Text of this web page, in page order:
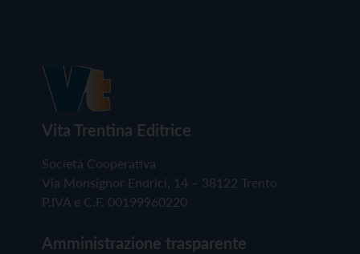
Vita Trentina Editrice
Società Cooperativa
Via Monsignor Endrici, 14 – 38122 Trento
P.IVA e C.F. 00199960220
Amministrazione trasparente